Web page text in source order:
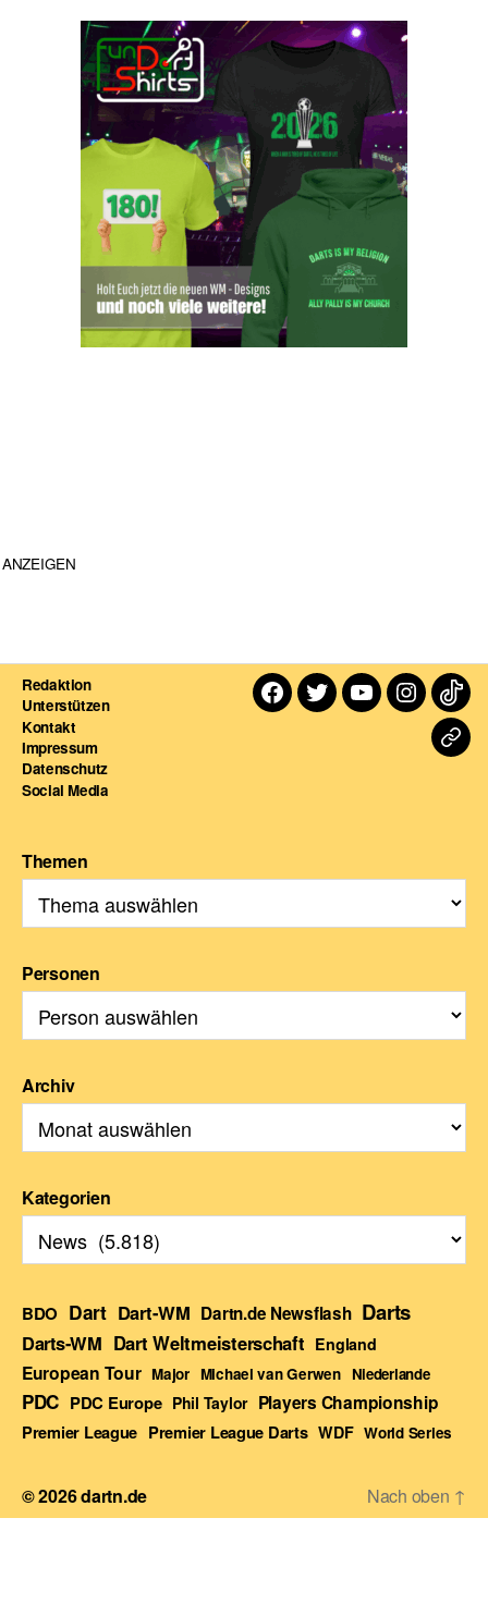
ANZEIGEN
Redaktion
Unterstützen
Kontakt
Impressum
Datenschutz
Social Media
Facebook
TwitterYoutube
Themen
Personen
Archiv
Kategorien
BDO Dart Dart-WM Dartn.de Newsflash Darts
Darts-WM Dart Weltmeisterschaft England
European Tour Major Michael van Gerwen Niederlande
PDC PDC Europe Phil Taylor Players Championship
Premier League Premier League Darts WDF World Series
© 2026dartn.de Nach oben ↑